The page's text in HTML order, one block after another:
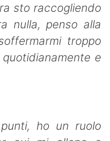
sto raccogliendo
nulla, penso alla
troppo
e
ho un ruolo